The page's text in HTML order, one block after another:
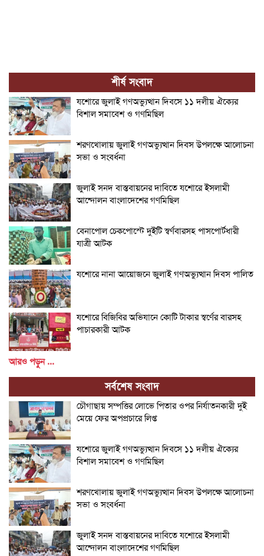
শীর্ষ সংবাদ
যশোরে জুলাই গণঅভ্যুত্থান দিবসে ১১ দলীয় ঐক্যের
বিশাল সমাবেশ ও গণমিছিল
শরণখোলায় জুলাই গণঅভ্যুত্থান দিবস উপলক্ষে আলোচনা
সভা ও সংবর্ধনা
জুলাই সনদ বাস্তবায়নের দাবিতে যশোরে ইসলামী
আন্দোলন বাংলাদেশের গণমিছিল
বেনাপোল চেকপোস্টে দুইটি স্বর্ণবারসহ পাসপোর্টধারী
যাত্রী আটক
যশোরে নানা আয়োজনে জুলাই গণঅভ্যুত্থান দিবস পালিত
যশোরে বিজিবির অভিযানে কোটি টাকার স্বর্ণের বারসহ
পাচারকারী আটক
আরও পড়ুন ...
সর্বশেষ সংবাদ
চৌগাছায় সম্পত্তির লোভে পিতার ওপর নির্যাতনকারী দুই
মেয়ে ফের অপপ্রচারে লিপ্ত
যশোরে জুলাই গণঅভ্যুত্থান দিবসে ১১ দলীয় ঐক্যের
বিশাল সমাবেশ ও গণমিছিল
শরণখোলায় জুলাই গণঅভ্যুত্থান দিবস উপলক্ষে আলোচনা
সভা ও সংবর্ধনা
জুলাই সনদ বাস্তবায়নের দাবিতে যশোরে ইসলামী
আন্দোলন বাংলাদেশের গণমিছিল